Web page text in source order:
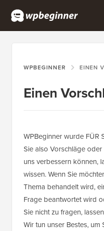
WPBEGINNER EINEN
Einen
WPBeginner wurde FÜR
Sie also Vorschläge
uns verbessern können,
wissen. Wenn Sie
Thema behandelt wird,
Frage beantwortet wird
Sie nicht zu fragen,
Wir tun unser Bestes, um